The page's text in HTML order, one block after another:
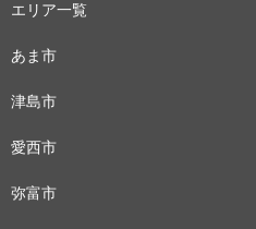
エリア一覧
あま市
津島市
愛西市
弥富市